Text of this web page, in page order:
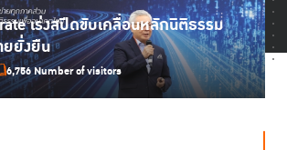
เร่งสปีดขับเคลื่อนหลักนิติธรรม
ยยั่งยืน
6,756 Number of visitors